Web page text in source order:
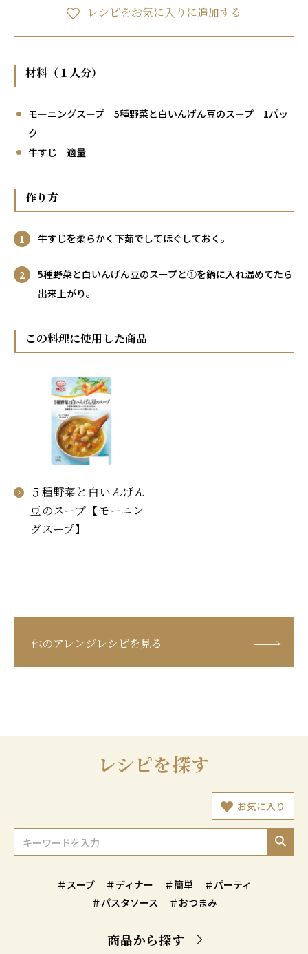
レシピをお気に入りに追加する
材料（１人分）
モーニングスープ 5種野菜と白いんげん豆のスープ 1パッ
ク
牛すじ 適量
作り方
牛すじを柔らかく下茹でしてほぐしておく。
5種野菜と白いんげん豆のスープと①を鍋に入れ温めてたら
出来上がり。
この料理に使用した商品
５種野菜と白いんげん
豆のスープ【モーニン
グスープ】
他のアレンジレシピを見る
レシピを探す
お気に入り
＃スープ ＃ディナー ＃簡単
＃パーティ
＃パスタソース
＃おつまみ
商品から探す